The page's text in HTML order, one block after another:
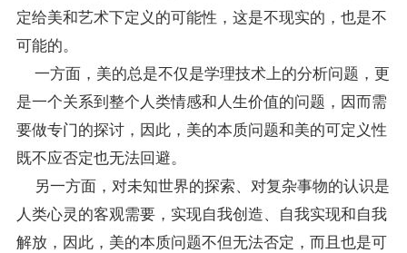
定给美和艺术下定义的可能性，这是不现实的，也是不
可能的。
一方面，美的总是不仅是学理技术上的分析问题，更
是一个关系到整个人类情感和人生价值的问题，因而需
要做专门的探讨，因此，美的本质问题和美的可定义性
既不应否定也无法回避。
另一方面，对未知世界的探索、对复杂事物的认识是
人类心灵的客观需要，实现自我创造、自我实现和自我
解放，因此，美的本质问题不但无法否定，而且也是可